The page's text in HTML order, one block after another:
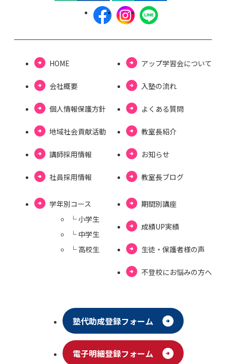
HOME
会社概要
個⼈情報保護⽅針
地域社会貢献活動
講師採用情報
社員採用情報
アップ学習会について
⼊塾の流れ
よくある質問
教室長紹介
お知らせ
教室⻑ブログ
学年別コース
└ ⼩学⽣
└ 中学⽣
└ ⾼校⽣
期間別講座
成績UP実績
⽣徒・保護者様の声
不登校にお悩みの⽅へ
塾代助成登録フォーム
電⼦明細登録フォーム